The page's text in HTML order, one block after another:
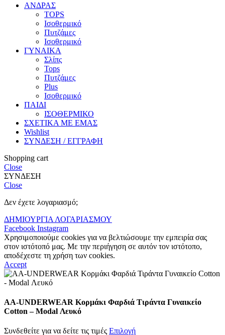
ΑΝΔΡΑΣ
TOPS
Ισοθερμικό
Πυτζάμες
Ισοθερμικό
ΓΥΝΑΙΚΑ
Σλίπς
Tops
Πυτζάμες
Plus
Ισοθερμικό
ΠΑΙΔΙ
ΙΣΟΘΕΡΜΙΚΟ
ΣΧΕΤΙΚΑ ΜΕ ΕΜΑΣ
Wishlist
ΣΥΝΔΕΣΗ / ΕΓΓΡΑΦΗ
Shopping cart
Close
ΣΥΝΔΕΣΗ
Close
Δεν έχετε λογαριασμό;
ΔΗΜΙΟΥΡΓΙΑ ΛΟΓΑΡΙΑΣΜΟΥ
Facebook Instagram
Χρησιμοποιούμε cookies για να βελτιώσουμε την εμπειρία σας
στον ιστότοπό μας. Με την περιήγηση σε αυτόν τον ιστότοπο,
αποδέχεστε τη χρήση των cookies.
Accept
AA-UNDERWEAR Κορμάκι Φαρδιά Τιράντα Γυναικείο
Cotton – Modal Λευκό
Συνδεθείτε για να δείτε τις τιμές Επιλογή